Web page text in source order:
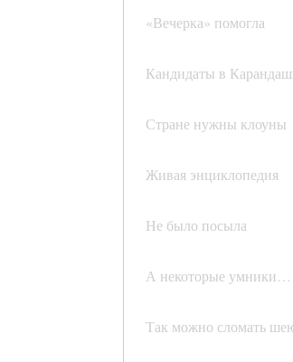
«Вечерка» помогла
Кандидаты в
Стране нужны клоуны
Живая энциклопедия
Не было посыла
А некоторые умники…
Так можно сломать